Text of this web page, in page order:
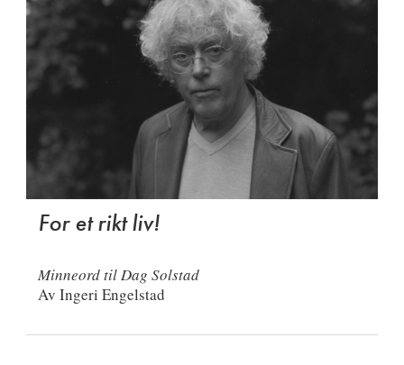
For et rikt liv!
Minneord til Dag Solstad
Av Ingeri Engelstad